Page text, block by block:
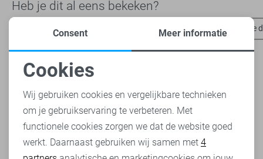
Heb je dit al eens bekeken?
Lady Day broeken Jacqueline de Yong truien Jacqueline
Noodzakelijke cookies
Personalisatie cookies
Analytische cookies
Consent Meer informatie
Cookies
Wij gebruiken cookies en vergelijkbare technieken
om je gebruikservaring te verbeteren. Met
functionele cookies zorgen we dat de website goed
werkt. Daarnaast gebruiken wij samen met 4